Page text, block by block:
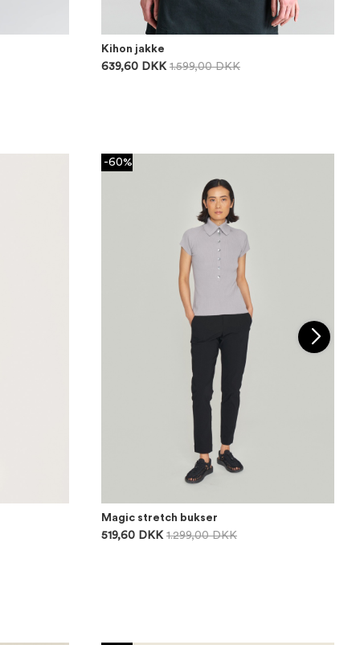
Kihon jakke
639,60 DKK 1.599,00 DKK
-60%
Magic stretch bukser
519,60 DKK 1.299,00 DKK